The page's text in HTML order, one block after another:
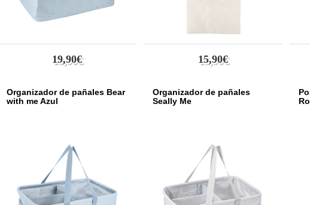
19,90€ 15,90€
Organizador de pañales Bear
with me Azul
Organizador de pañales
Seally Me